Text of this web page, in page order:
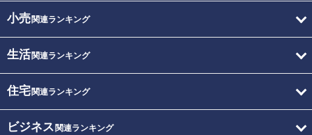
小売関連ランキング
生活関連ランキング
住宅関連ランキング
ビジネス 関連ランキング